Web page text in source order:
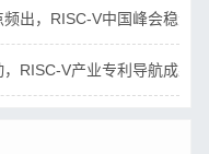
出，RISC-V中国峰会稳步
RISC-V产业专利导航成果